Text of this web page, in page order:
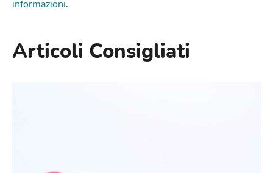
informazioni.
Articoli Consigliati